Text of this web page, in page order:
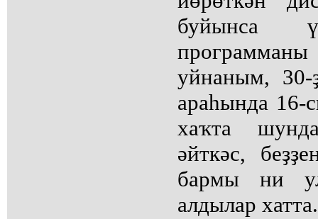
буйынса
уйнаным,
араһында
хаҡта
әйткәс,
бармы ни
алдылар